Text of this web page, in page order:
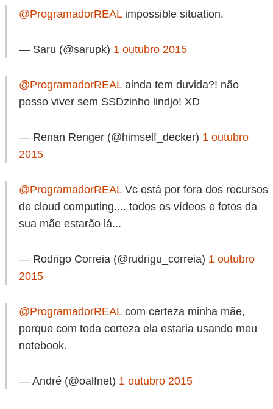
@ProgramadorREALimpossible situation.
— Saru (@sarupk) 1 outubro 2015
@ProgramadorREALainda tem duvida?! não
posso viver sem SSDzinho lindjo! XD
— Renan Renger (@himself_decker) 1 outubro
2015
@ProgramadorREALVc está por fora dos recursos
de cloud computing.... todos os vídeos e fotos da
sua mãe estarão lá...
— Rodrigo Correia (@rudrigu_correia) 1 outubro
2015
@ProgramadorREALcom certeza minha mãe,
porque com toda certeza ela estaria usando meu
notebook.
— André (@oalfnet) 1 outubro 2015